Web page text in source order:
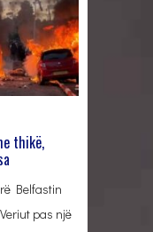
thikë,
Belfastin
pas një